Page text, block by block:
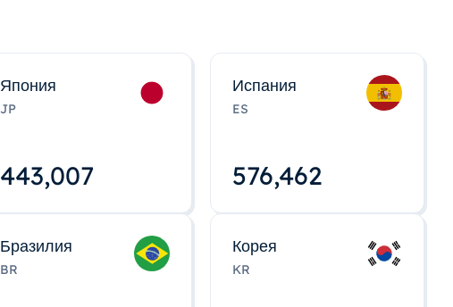
Япония
JP
443,008
Испания
ES
576,463
Бразилия
BR
Корея
KR